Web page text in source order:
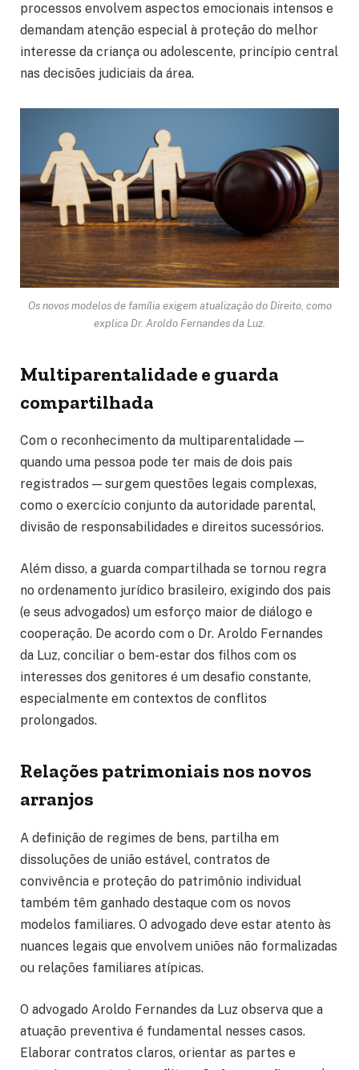
processos envolvem aspectos emocionais intensos e
demandam atenção especial à proteção do melhor
interesse da criança ou adolescente, princípio central
nas decisões judiciais da área.
Os novos modelos de família exigem atualização do Direito, como
explica Dr. Aroldo Fernandes da Luz.
Multiparentalidade e guarda
compartilhada
Com o reconhecimento da multiparentalidade —
quando uma pessoa pode ter mais de dois pais
registrados — surgem questões legais complexas,
como o exercício conjunto da autoridade parental,
divisão de responsabilidades e direitos sucessórios.
Além disso, a guarda compartilhada se tornou regra
no ordenamento jurídico brasileiro, exigindo dos pais
(e seus advogados) um esforço maior de diálogo e
cooperação. De acordo com o Dr. Aroldo Fernandes
da Luz, conciliar o bem-estar dos filhos com os
interesses dos genitores é um desafio constante,
especialmente em contextos de conflitos
prolongados.
Relações patrimoniais nos novos
arranjos
A definição de regimes de bens, partilha em
dissoluções de união estável, contratos de
convivência e proteção do patrimônio individual
também têm ganhado destaque com os novos
modelos familiares. O advogado deve estar atento às
nuances legais que envolvem uniões não formalizadas
ou relações familiares atípicas.
O advogado Aroldo Fernandes da Luz observa que a
atuação preventiva é fundamental nesses casos.
Elaborar contratos claros, orientar as partes e